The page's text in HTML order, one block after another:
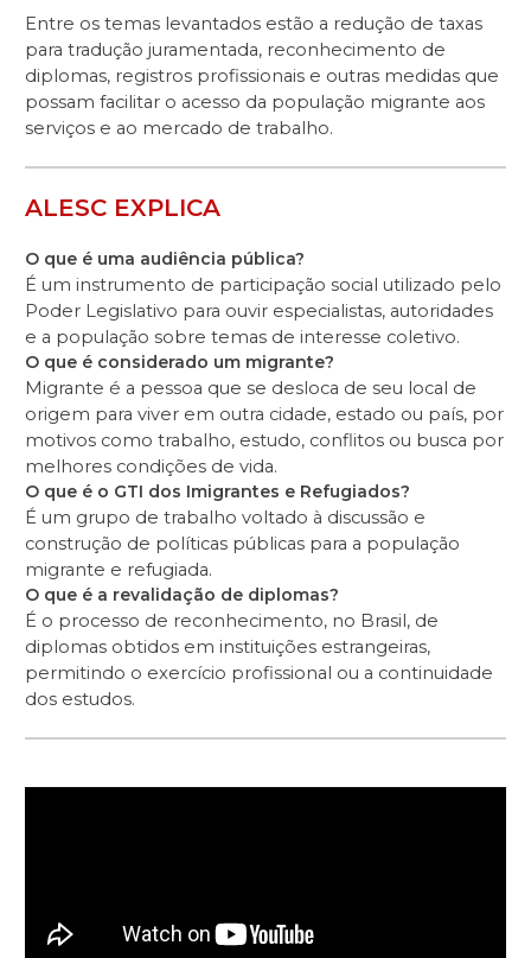
Entre os temas levantados estão a redução de taxas
para tradução juramentada, reconhecimento de
diplomas, registros profissionais e outras medidas que
possam facilitar o acesso da população migrante aos
serviços e ao mercado de trabalho.
ALESC EXPLICA
O que é uma audiência pública?
É um instrumento de participação social utilizado pelo
Poder Legislativo para ouvir especialistas, autoridades
e a população sobre temas de interesse coletivo.
O que é considerado um migrante?
Migrante é a pessoa que se desloca de seu local de
origem para viver em outra cidade, estado ou país, por
motivos como trabalho, estudo, conflitos ou busca por
melhores condições de vida.
O que é o GTI dos Imigrantes e Refugiados?
É um grupo de trabalho voltado à discussão e
construção de políticas públicas para a população
migrante e refugiada.
O que é a revalidação de diplomas?
É o processo de reconhecimento, no Brasil, de
diplomas obtidos em instituições estrangeiras,
permitindo o exercício profissional ou a continuidade
dos estudos.